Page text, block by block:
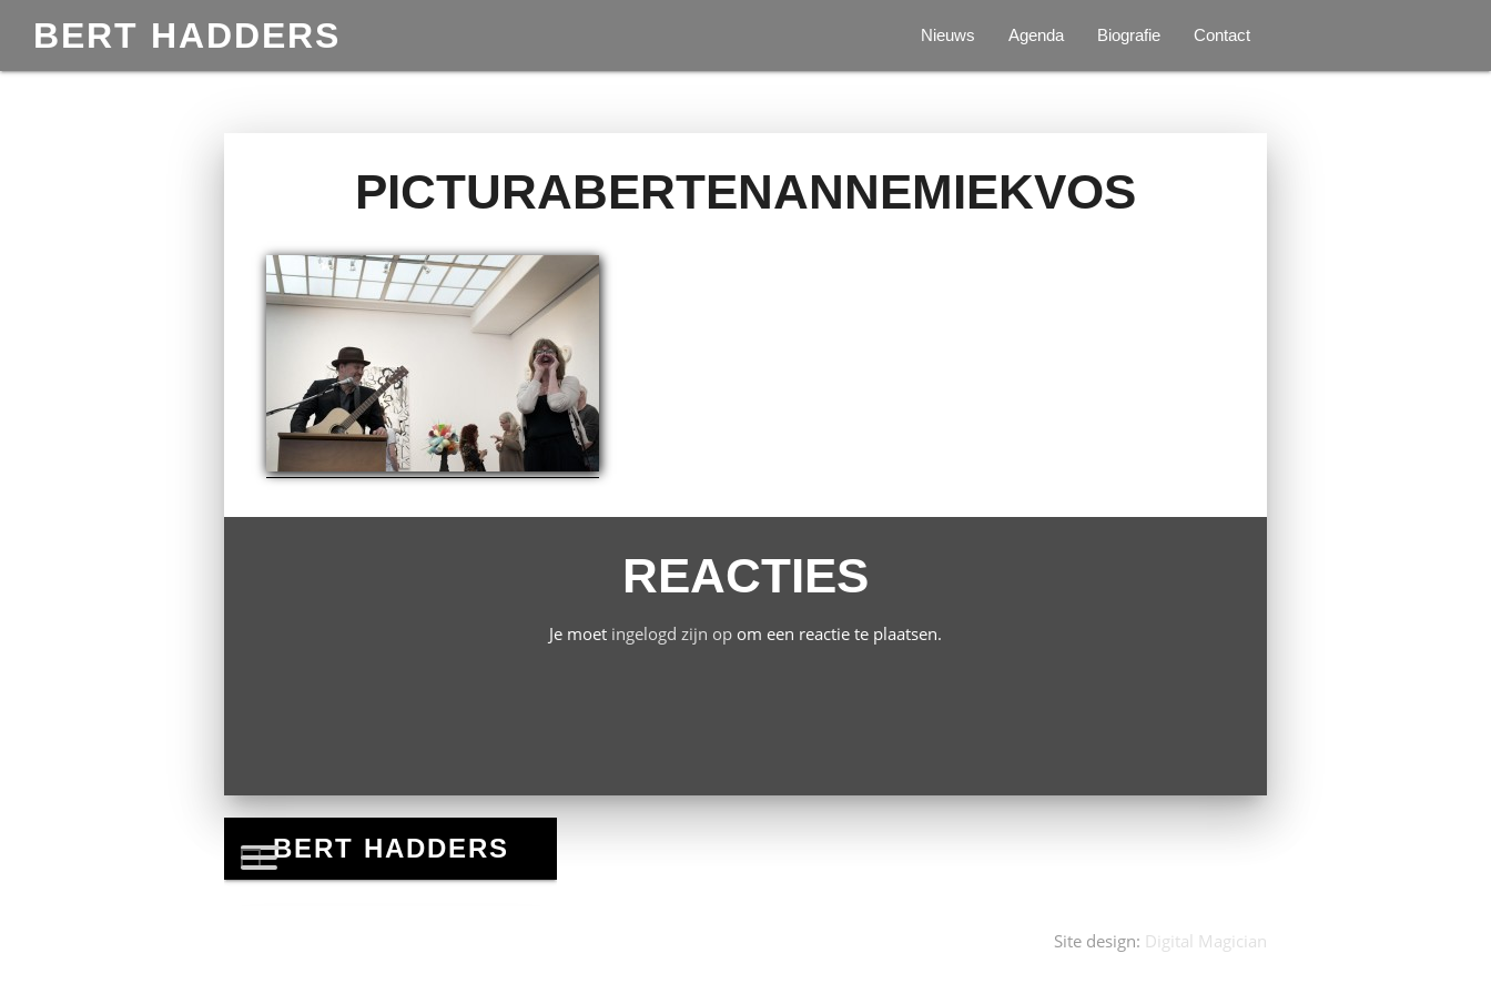
BERT HADDERS Nieuws Agenda Biografie Contact
PICTURABERTENANNEMIEKVOS
REACTIES
Je moet ingelogd zijn opom een reactie te plaatsen.
Site design: Digital Magician